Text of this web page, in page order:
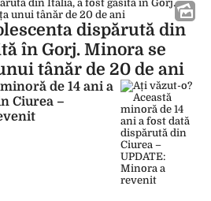
dispărută din
în Gorj. Minora se
tânăr de 20 de ani
de 14 ani a
Ciurea –